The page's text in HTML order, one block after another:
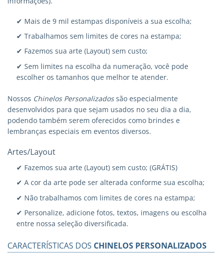
✔ Mais de 9 mil estampas disponíveis a sua escolha;
✔ Trabalhamos sem limites de cores na estampa;
✔ Fazemos sua arte (Layout) sem custo;
✔ Sem limites na escolha da numeração, você pode
escolher os tamanhos que melhor te atender.
Nossos Chinelos Personalizadossão especialmente
desenvolvidos para que sejam usados no seu dia a dia,
podendo também serem oferecidos como brindes e
lembranças especiais em eventos diversos.
Artes/Layout
✔ Fazemos sua arte (Layout) sem custo; (GRÁTIS)
✔ A cor da arte pode ser alterada conforme sua escolha;
✔ Não trabalhamos com limites de cores na estampa;
✔ Personalize, adicione fotos, textos, imagens ou escolha
entre nossa seleção diversificada.
CARACTERÍSTICAS DOS CHINELOS PERSONALIZADOS